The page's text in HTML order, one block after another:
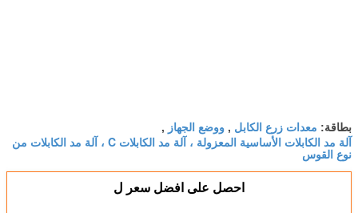
بطاقة: معدات زرع الكابل , ووضع الجهاز ,
آلة مد الكابلات الأساسية المعزولة ، آلة مد الكابلات C ، آلة مد الكابلات من
نوع القوس
احصل على افضل سعر ل